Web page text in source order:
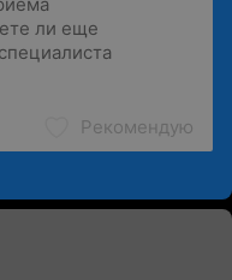
Рекомендую